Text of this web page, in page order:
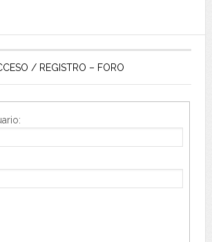
/ REGISTRO – FORO